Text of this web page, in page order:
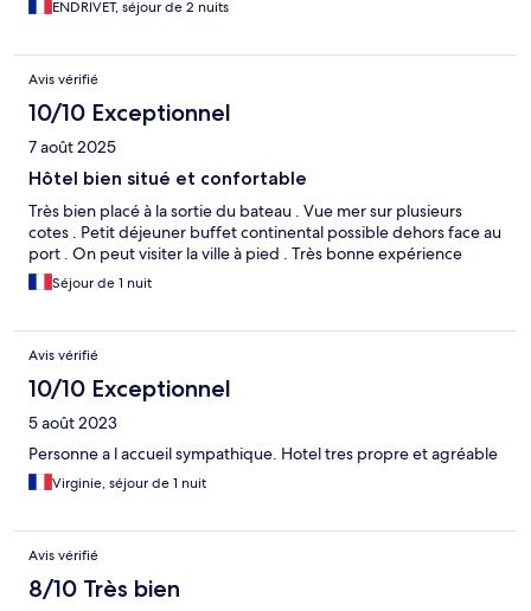
ENDRIVET, séjour de 2 nuits
Avis vérifié
10/10 Exceptionnel
7 août 2025
Hôtel bien situé et confortable
Très bien placé à la sortie du bateau . Vue mer sur plusieurs
cotes . Petit déjeuner buffet continental possible dehors face au
port . On peut visiter la ville à pied . Très bonne expérience
Séjour de 1 nuit
Avis vérifié
10/10 Exceptionnel
5 août 2023
Personne a l accueil sympathique. Hotel tres propre et agréable
Virginie, séjour de 1 nuit
Avis vérifié
8/10 Très bien